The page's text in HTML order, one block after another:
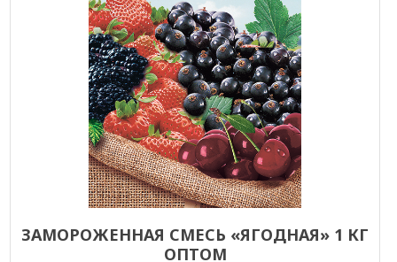
ЗАМОРОЖЕННАЯ СМЕСЬ «ЯГОДНАЯ» 1 КГ
ОПТОМ